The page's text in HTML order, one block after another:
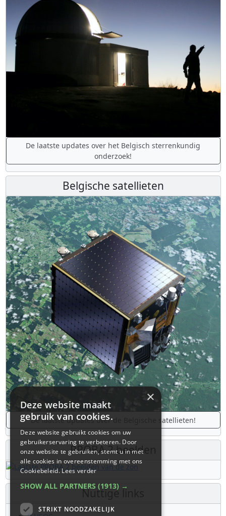
De laatste updates over het Belgisch sterrenkundig
onderzoek!
Belgische satellieten
De laatste updates over de Belgische satellieten!
PROBA 2 beelden
Nuttige links
×
Deze website maakt
gebruik van cookies.
Deze website gebruikt cookies om uw
gebruikerservaring te verbeteren. Door
onze website te gebruiken, stemt u in met
alle cookies in overeenstemming met ons
Cookiebeleid.Lees verder
SHOW ALL PARTNERS (1913) →
STRIKT NOODZAKELIJK